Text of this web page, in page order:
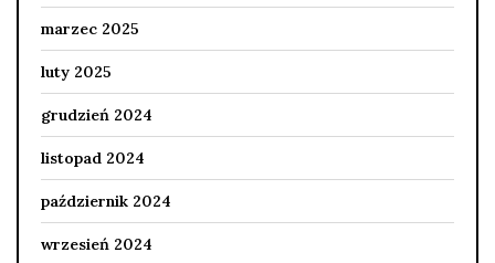
marzec 2025
luty 2025
grudzień 2024
listopad 2024
październik 2024
wrzesień 2024